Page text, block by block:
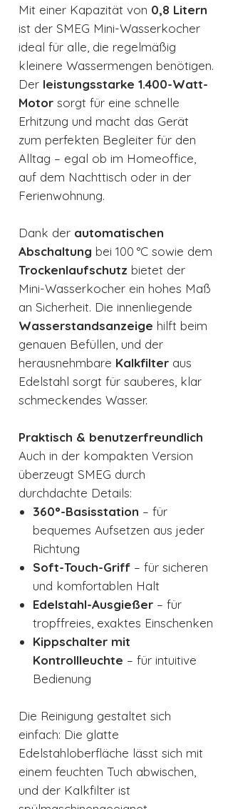
Mit einer Kapazität von 0,8 Litern
ist der SMEG Mini-Wasserkocher
ideal für alle, die regelmäßig
kleinere Wassermengen benötigen.
Der leistungsstarke 1.400-Watt-
Motor sorgt für eine schnelle
Erhitzung und macht das Gerät
zum perfekten Begleiter für den
Alltag – egal ob im Homeoffice,
auf dem Nachttisch oder in der
Ferienwohnung.
Dank der automatischen
Abschaltung bei 100 °C sowie dem
Trockenlaufschutz bietet der
Mini-Wasserkocher ein hohes Maß
an Sicherheit. Die innenliegende
Wasserstandsanzeige hilft beim
genauen Befüllen, und der
herausnehmbare Kalkfilter aus
Edelstahl sorgt für sauberes, klar
schmeckendes Wasser.
Praktisch & benutzerfreundlich
Auch in der kompakten Version
überzeugt SMEG durch
durchdachte Details:
360°-Basisstation – für
bequemes Aufsetzen aus jeder
Richtung
Soft-Touch-Griff – für sicheren
und komfortablen Halt
Edelstahl-Ausgießer – für
tropffreies, exaktes Einschenken
Kippschalter mit
Kontrollleuchte – für intuitive
Bedienung
Die Reinigung gestaltet sich
einfach: Die glatte
Edelstahloberfläche lässt sich mit
einem feuchten Tuch abwischen,
und der Kalkfilter ist